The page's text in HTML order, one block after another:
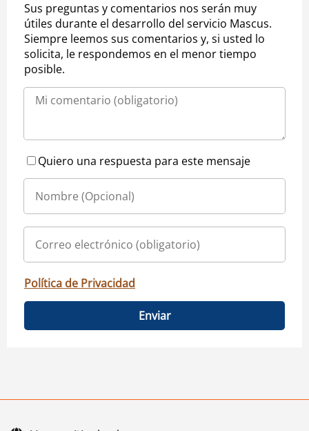
Sus preguntas y comentarios nos serán muy
útiles durante el desarrollo del servicio Mascus.
Siempre leemos sus comentarios y, si usted lo
solicita, le respondemos en el menor tiempo
posible.
Quiero una respuesta para este mensaje
Política de Privacidad
Enviar